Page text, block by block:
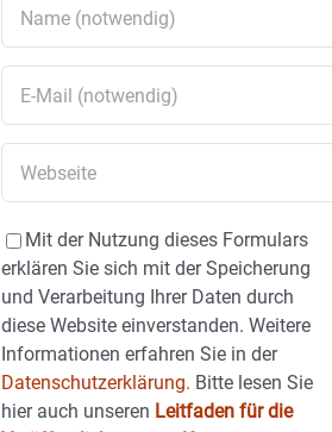
Mit der Nutzung dieses Formulars
erklären Sie sich mit der Speicherung
und Verarbeitung Ihrer Daten durch
diese Website einverstanden. Weitere
Informationen erfahren Sie in der
Datenschutzerklärung. Bitte lesen Sie
hier auch unseren Leitfaden für die